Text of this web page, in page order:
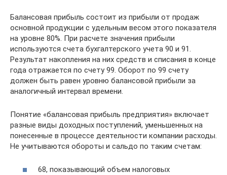
Балансовая прибыль состоит из прибыли от продаж
основной продукции с удельным весом этого показателя
на уровне 80%. При расчете значения прибыли
используются счета бухгалтерского учета 90 и 91.
Результат накопления на них средств и списания в конце
года отражается по счету 99. Оборот по 99 счету
должен быть равен уровню балансовой прибыли за
аналогичный интервал времени.
Понятие «балансовая прибыль предприятия» включает
разные виды доходных поступлений, уменьшенных на
понесенные в процессе деятельности компании расходы.
Не учитываются обороты и сальдо по таким счетам:
68, показывающий объем налоговых